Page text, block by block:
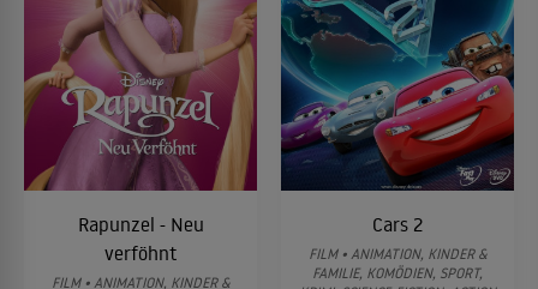
Rapunzel - Neu
verföhnt
FILM • ANIMATION, KINDER &
Cars 2
FILM • ANIMATION, KINDER &
FAMILIE, KOMÖDIEN, SPORT,